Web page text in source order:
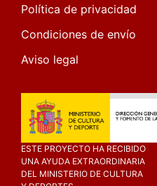
Política de privacidad
Condiciones de envío
Aviso legal
ESTE PROYECTO HA RECIBIDO
UNA AYUDA EXTRAORDINARIA
DEL MINISTERIO DE CULTURA